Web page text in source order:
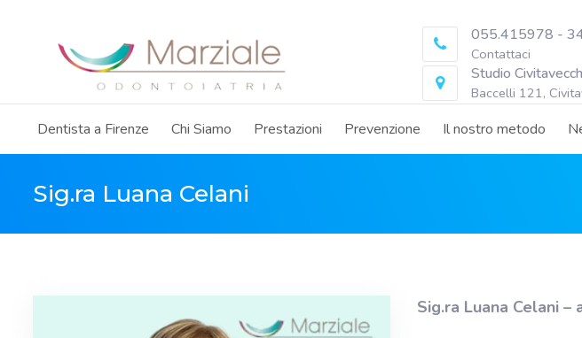
055.415978 -
Contattaci
Studio
Baccelli 121,
Dentista a Firenze Chi Siamo Prestazioni Prevenzione Il nostro metodo
Sig.ra Luana Celani
Sig.ra Luana Celani